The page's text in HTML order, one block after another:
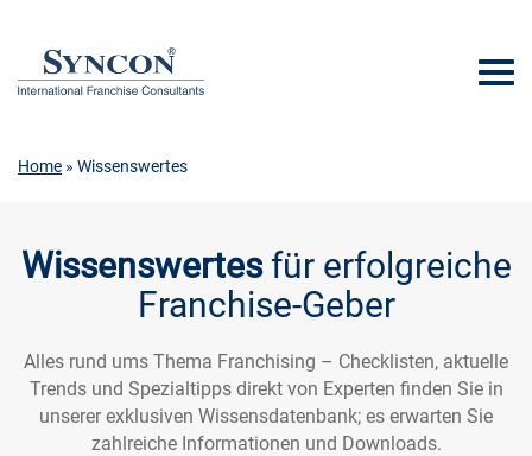
Home » Wissenswertes
Wissenswertesfür erfolgreiche
Franchise-Geber
Alles rund ums Thema Franchising – Checklisten, aktuelle
Trends und Spezialtipps direkt von Experten finden Sie in
unserer exklusiven Wissensdatenbank; es erwarten Sie
zahlreiche Informationen und Downloads.